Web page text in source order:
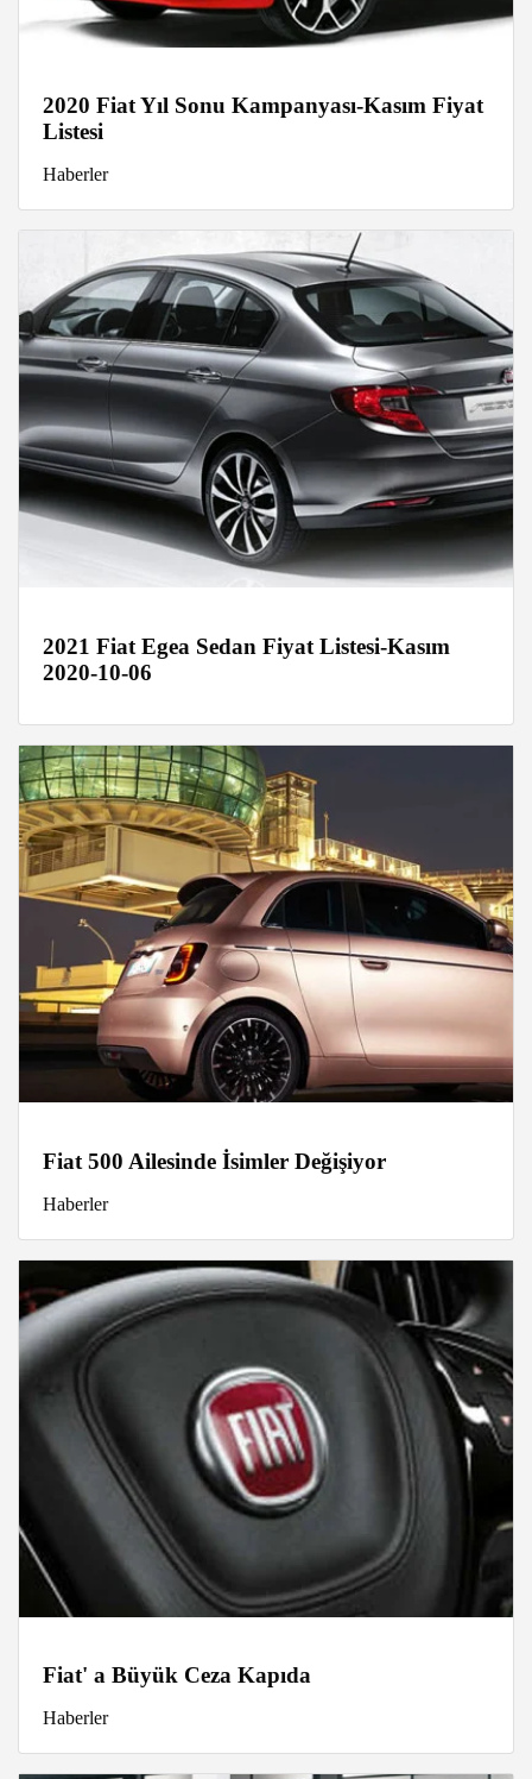
2020 Fiat Yıl Sonu Kampanyası-Kasım Fiyat
Listesi
Haberler
2021 Fiat Egea Sedan Fiyat Listesi-Kasım
2020-10-06
Fiat 500 Ailesinde İsimler Değişiyor
Haberler
Fiat' a Büyük Ceza Kapıda
Haberler